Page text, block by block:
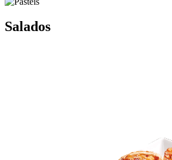
Salados